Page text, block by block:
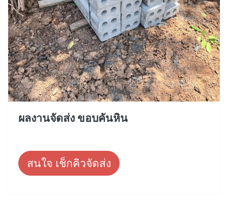
ผลงานจัดส่ง ขอบคันหิน
สนใจ เช็กคิวจัดส่ง